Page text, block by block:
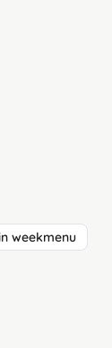
weekmenu